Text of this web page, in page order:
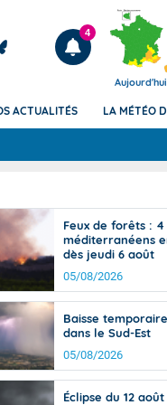
Articles
4
Aujourd'hui
de
Phénomènes
Avertissement
des communes
Bulletins Marine
Bulletins
d'avalanche
Météo des forêts
Vigicrues
ACTUALITÉS LA MÉTÉO
Feux de forêts :
méditerranéens
dès jeudi 6 août
05/08/2026
Baisse
dans le Sud-Est
05/08/2026
Éclipse du 12